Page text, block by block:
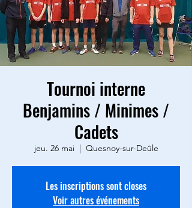
Tournoi interne
Benjamins / Minimes /
Cadets
jeu. 26 mai
  |
Quesnoy-sur-Deûle
Les inscriptions sont closes
Voir autres événements